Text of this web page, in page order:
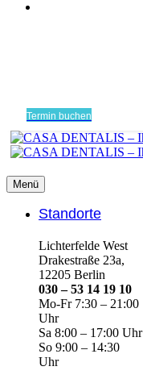
Termin buchen
Menü
Standorte
Lichterfelde West
Drakestraße 23a,
12205 Berlin
030 – 53 14 19 10
Mo-Fr 7:30 – 21:00
Uhr
Sa 8:00 – 17:00 Uhr
So 9:00 – 14:30
Uhr